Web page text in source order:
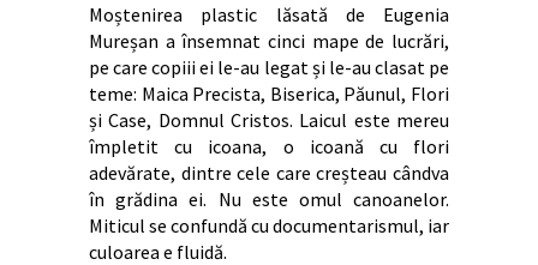
Moștenirea plastic lăsată de Eugenia
Mureșan a însemnat cinci mape de lucrări,
pe care copiii ei le-au legat și le-au clasat pe
teme: Maica Precista, Biserica, Păunul, Flori
și Case, Domnul Cristos. Laicul este mereu
împletit cu icoana, o icoană cu flori
adevărate, dintre cele care creșteau cândva
în grădina ei. Nu este omul canoanelor.
Miticul se confundă cu documentarismul, iar
culoarea e fluidă.